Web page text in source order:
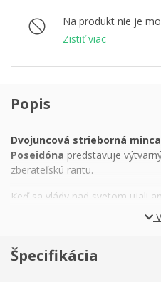
Na produkt nie je
Zistiť viac
Popis
Dvojuncová strieborná minca
Poseidóna predstavuje
zberateľskú raritu.
Keď sa vlády nad svetom ujali
sebou rozdelili traja bratia.
Poseidón
sa skrývali stratené ríše či
Špecifikácia